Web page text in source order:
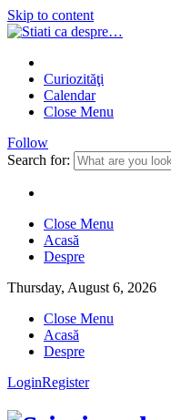
Skip to content
Curiozităţi
Calendar
Close Menu
Follow
Search for:
Close Menu
Acasă
Despre
Thursday, August 6, 2026
Close Menu
Acasă
Despre
LoginRegister